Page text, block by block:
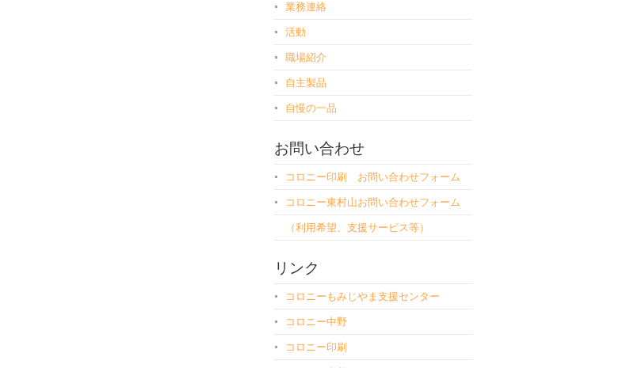
業務連絡
活動
職場紹介
自主製品
自慢の一品
お問い合わせ
コロニー印刷 お問い合わせフォーム
コロニー東村山お問い合わせフォーム
（利用希望、支援サービス等）
リンク
コロニーもみじやま支援センター
コロニー中野
コロニー印刷